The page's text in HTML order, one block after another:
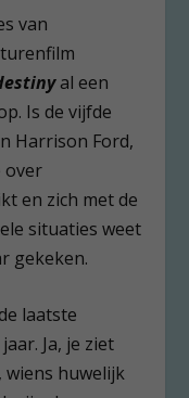
van
al een
Is de vijfde
Harrison Ford,
over
en zich met de
situaties weet
gekeken.
laatste
Ja, je ziet
wiens huwelijk